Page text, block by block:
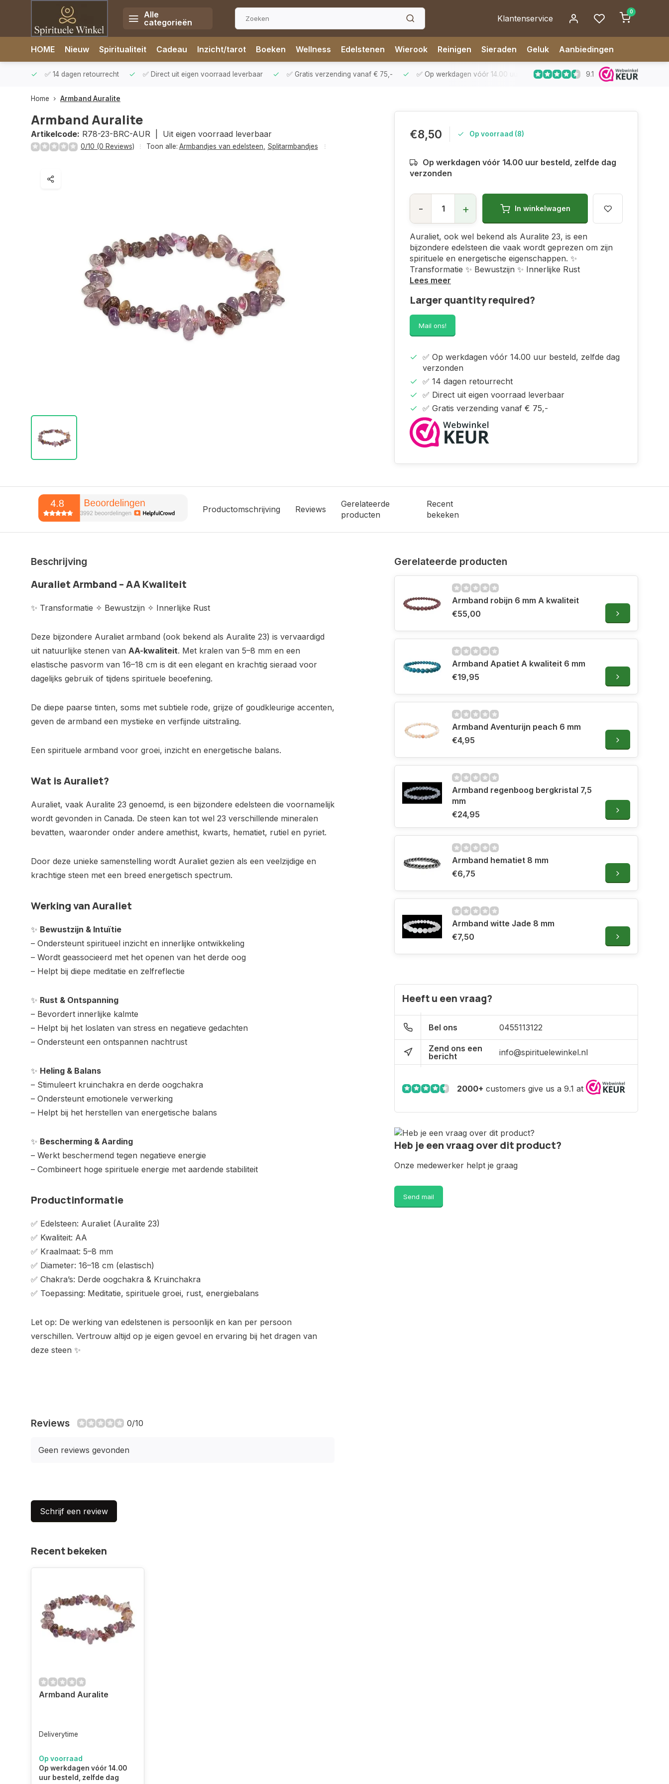
Alle
categorieën
Klantenservice
0
HOME Nieuw Spiritualiteit Cadeau Inzicht/tarot Boeken Wellness Edelstenen Wierook Reinigen Sieraden Geluk Aanbiedingen
✅ 14 dagen retourrecht ✅ Direct uit eigen voorraad leverbaar ✅ Gratis verzending vanaf € 75,- ✅ Op werkdagen vóór 14.00 uur besteld, zelfde dag verzonden
9.1
Home Armband Auralite
Armband Auralite
Artikelcode: R78-23-BRC-AUR | Uit eigen voorraad leverbaar
0/10 (0 Reviews) Toon alle: Armbandjes van edelsteen Splitarmbandjes
€8,50 Op voorraad (8)
Op werkdagen vóór 14.00 uur besteld, zelfde dag
verzonden
- + In winkelwagen
Auraliet, ook wel bekend als Auralite 23, is een
bijzondere edelsteen die vaak wordt geprezen om zijn
spirituele en energetische eigenschappen. ✨
Transformatie ✨ Bewustzijn ✨ Innerlijke Rust
Lees meer
Larger quantity required?
Mail ons!
✅ Op werkdagen vóór 14.00 uur besteld, zelfde dag
verzonden
✅ 14 dagen retourrecht
✅ Direct uit eigen voorraad leverbaar
✅ Gratis verzending vanaf € 75,-
Productomschrijving Reviews
Gerelateerde
producten
Recent
bekeken
Beschrijving
Auraliet Armband – AA Kwaliteit
✨ Transformatie ✧ Bewustzijn ✧ Innerlijke Rust
Deze bijzondere Auraliet armband (ook bekend als Auralite 23) is vervaardigd
uit natuurlijke stenen van AA-kwaliteit. Met kralen van 5–8 mm en een
elastische pasvorm van 16–18 cm is dit een elegant en krachtig sieraad voor
dagelijks gebruik of tijdens spirituele beoefening.
De diepe paarse tinten, soms met subtiele rode, grijze of goudkleurige accenten,
geven de armband een mystieke en verfijnde uitstraling.
Een spirituele armband voor groei, inzicht en energetische balans.
Wat is Auraliet?
Auraliet, vaak Auralite 23 genoemd, is een bijzondere edelsteen die voornamelijk
wordt gevonden in Canada. De steen kan tot wel 23 verschillende mineralen
bevatten, waaronder onder andere amethist, kwarts, hematiet, rutiel en pyriet.
Door deze unieke samenstelling wordt Auraliet gezien als een veelzijdige en
krachtige steen met een breed energetisch spectrum.
Werking van Auraliet
✨ Bewustzijn & Intuïtie
– Ondersteunt spiritueel inzicht en innerlijke ontwikkeling
– Wordt geassocieerd met het openen van het derde oog
– Helpt bij diepe meditatie en zelfreflectie
✨ Rust & Ontspanning
– Bevordert innerlijke kalmte
– Helpt bij het loslaten van stress en negatieve gedachten
– Ondersteunt een ontspannen nachtrust
✨ Heling & Balans
– Stimuleert kruinchakra en derde oogchakra
– Ondersteunt emotionele verwerking
– Helpt bij het herstellen van energetische balans
✨ Bescherming & Aarding
– Werkt beschermend tegen negatieve energie
– Combineert hoge spirituele energie met aardende stabiliteit
Productinformatie
✅ Edelsteen: Auraliet (Auralite 23)
✅ Kwaliteit: AA
✅ Kraalmaat: 5–8 mm
✅ Diameter: 16–18 cm (elastisch)
✅ Chakra’s: Derde oogchakra & Kruinchakra
✅ Toepassing: Meditatie, spirituele groei, rust, energiebalans
Let op: De werking van edelstenen is persoonlijk en kan per persoon
verschillen. Vertrouw altijd op je eigen gevoel en ervaring bij het dragen van
deze steen ✨
Reviews 0/10
Geen reviews gevonden
Schrijf een review
Gerelateerde producten
Armband robijn 6 mm A kwaliteit
€55,00
Armband Apatiet A kwaliteit 6 mm
€19,95
Armband Aventurijn peach 6 mm
€4,95
Armband regenboog bergkristal 7,5
mm
€24,95
Armband hematiet 8 mm
€6,75
Armband witte Jade 8 mm
€7,50
Heeft u een vraag?
Bel ons 0455113122
Zend ons een
bericht
info@spirituelewinkel.nl
2000+ customers give us a 9.1 at
Heb je een vraag over dit product?
Onze medewerker helpt je graag
Send mail
Recent bekeken
Armband Auralite
Deliverytime
Op voorraad
Op werkdagen vóór 14.00
uur besteld, zelfde dag